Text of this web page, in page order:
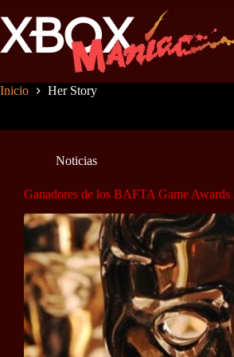
al
contenido
Inicio Her Story
Noticias
Ganadores de los BAFTA Game Awards